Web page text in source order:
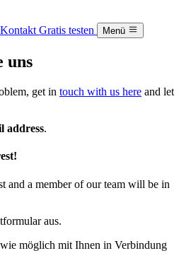
KontaktGratis testen Menü
uns
get in touch with us here and let
address.
and a member of our team will be in
aus.
möglich mit Ihnen in Verbindung